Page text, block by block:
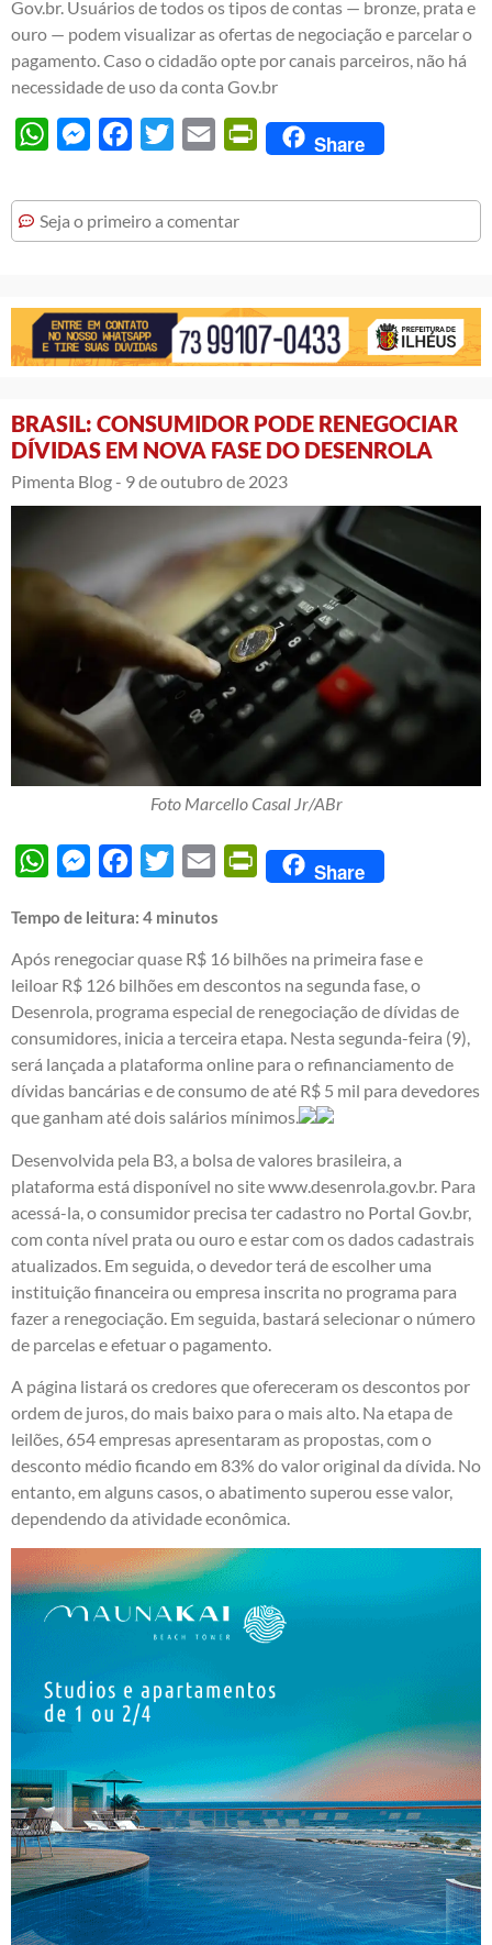
Gov.br. Usuários de todos os tipos de contas — bronze, prata e
ouro — podem visualizar as ofertas de negociação e parcelar o
pagamento. Caso o cidadão opte por canais parceiros, não há
necessidade de uso da conta Gov.br
WhatsAppMessengerFacebook
Twitter Email PrintFriendly
Share
Seja o primeiro a comentar
BRASIL: CONSUMIDOR PODE RENEGOCIAR
DÍVIDAS EM NOVA FASE DO DESENROLA
Pimenta Blog - 9 de outubro de 2023
Foto Marcello Casal Jr/ABr
WhatsAppMessengerFacebook
Twitter Email PrintFriendly
Share
Tempo de leitura: 4 minutos
Após renegociar quase R$ 16 bilhões na primeira fase e
leiloar R$ 126 bilhões em descontos na segunda fase, o
Desenrola, programa especial de renegociação de dívidas de
consumidores, inicia a terceira etapa. Nesta segunda-feira (9),
será lançada a plataforma online para o refinanciamento de
dívidas bancárias e de consumo de até R$ 5 mil para devedores
que ganham até dois salários mínimos.
Desenvolvida pela B3, a bolsa de valores brasileira, a
plataforma está disponível no site www.desenrola.gov.br. Para
acessá-la, o consumidor precisa ter cadastro no Portal Gov.br,
com conta nível prata ou ouro e estar com os dados cadastrais
atualizados. Em seguida, o devedor terá de escolher uma
instituição financeira ou empresa inscrita no programa para
fazer a renegociação. Em seguida, bastará selecionar o número
de parcelas e efetuar o pagamento.
A página listará os credores que ofereceram os descontos por
ordem de juros, do mais baixo para o mais alto. Na etapa de
leilões, 654 empresas apresentaram as propostas, com o
desconto médio ficando em 83% do valor original da dívida. No
entanto, em alguns casos, o abatimento superou esse valor,
dependendo da atividade econômica.